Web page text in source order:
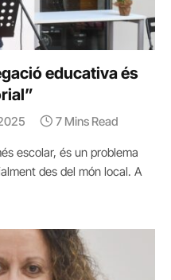
educativa és
7 Mins Read
escolar, és un problema
des del món local. A